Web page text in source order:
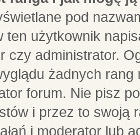
pod
ten użytkownik
czy administrator.
żadnych
forum. Nie pisz
i przez to swoją
i moderator lub